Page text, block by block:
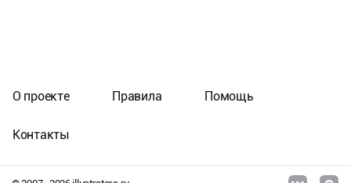
О проекте Правила Помощь
Контакты